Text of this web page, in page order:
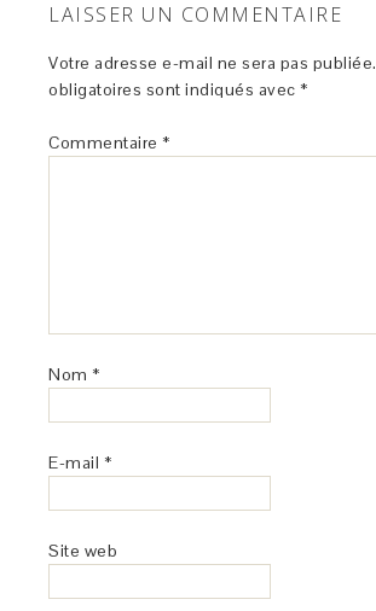
LAISSER UN COMMENTAIRE
Votre adresse e-mail ne sera pas publiée.
obligatoires sont indiqués avec *
Commentaire *
Nom *
E-mail *
Site web